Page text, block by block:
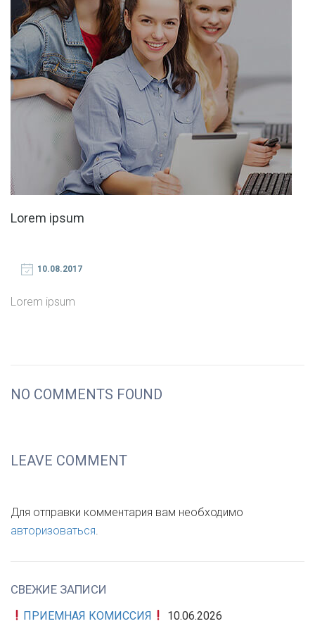
Lorem ipsum
10.08.2017
Lorem ipsum
NO COMMENTS FOUND
LEAVE COMMENT
Для отправки комментария вам необходимо
авторизоваться
СВЕЖИЕ ЗАПИСИ
ПРИЕМНАЯ КОМИССИЯ
10.06.2026